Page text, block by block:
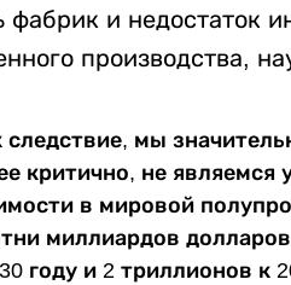
фабрик и недостаток
производства,
следствие, мы
критично, не являемся
в мировой
миллиардов
году и 2 триллионов к